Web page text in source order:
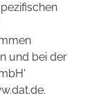
und bei der